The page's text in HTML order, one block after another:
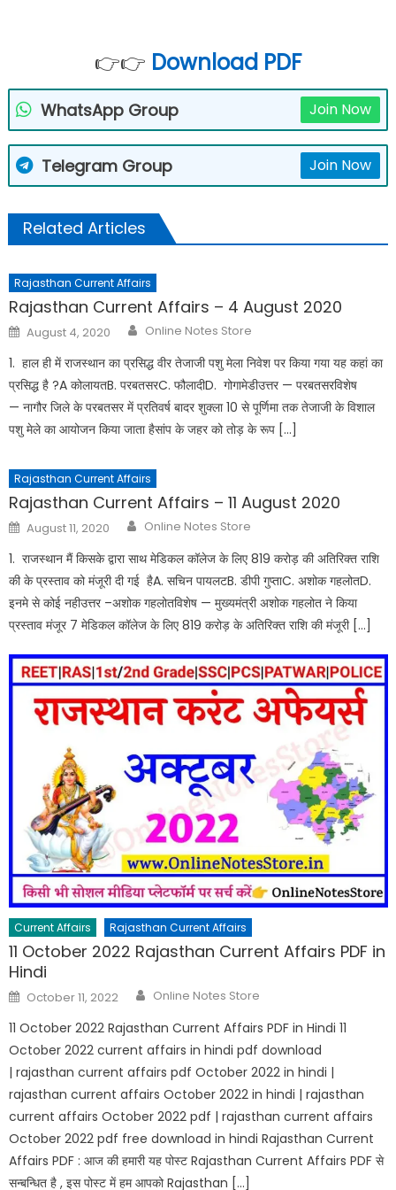
👉👉 Download PDF
WhatsApp Group Join Now
Telegram Group Join Now
Related Articles
Rajasthan Current Affairs
Rajasthan Current Affairs – 4 August 2020
Posted
on
August 4, 2020 Author
Online Notes Store
1. हाल ही में राजस्थान का प्रसिद्ध वीर तेजाजी पशु मेला निवेश पर किया गया यह कहां का
प्रसिद्ध है ?A कोलायतB. परबतसरC. फौलादीD. गोगामेडीउत्तर — परबतसरविशेष
— नागौर जिले के परबतसर में प्रतिवर्ष बादर शुक्ला 10 से पूर्णिमा तक तेजाजी के विशाल
पशु मेले का आयोजन किया जाता हैसांप के जहर को तोड़ के रूप […]
Rajasthan Current Affairs
Rajasthan Current Affairs – 11 August 2020
Posted
on
August 11, 2020 Author
Online Notes Store
1. राजस्थान मैं किसके द्वारा साथ मेडिकल कॉलेज के लिए 819 करोड़ की अतिरिक्त राशि
की के प्रस्ताव को मंजूरी दी गई हैA. सचिन पायलटB. डीपी गुप्ताC. अशोक गहलोतD.
इनमे से कोई नहीउत्तर –अशोक गहलोतविशेष — मुख्यमंत्री अशोक गहलोत ने किया
प्रस्ताव मंजूर 7 मेडिकल कॉलेज के लिए 819 करोड़ के अतिरिक्त राशि की मंजूरी […]
Current Affairs Rajasthan Current Affairs
11 October 2022 Rajasthan Current Affairs PDF in
Hindi
Posted
on
October 11, 2022 Author
Online Notes Store
11 October 2022 Rajasthan Current Affairs PDF in Hindi 11
October 2022 current affairs in hindi pdf download
| rajasthan current affairs pdf October 2022 in hindi |
rajasthan current affairs October 2022 in hindi | rajasthan
current affairs October 2022 pdf | rajasthan current affairs
October 2022 pdf free download in hindi Rajasthan Current
Affairs PDF : आज की हमारी यह पोस्ट Rajasthan Current Affairs PDF से
सन्बन्धित है , इस पोस्ट में हम आपको Rajasthan […]